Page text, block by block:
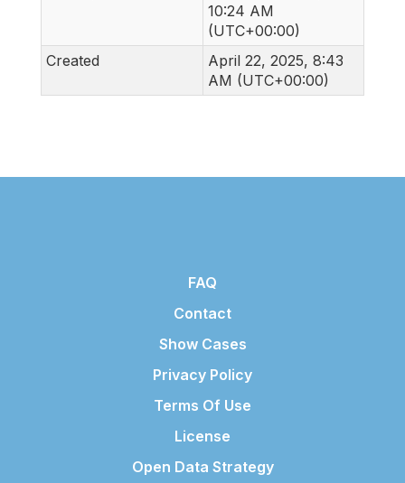
10:24 AM
(UTC+00:00)
Created
April 22, 2025, 8:43
AM (UTC+00:00)
FAQ
Contact
Show Cases
Privacy Policy
Terms Of Use
License
Open Data Strategy